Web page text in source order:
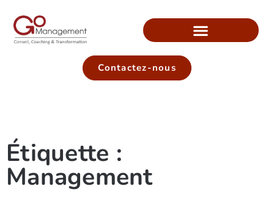
Contactez-nous
Étiquette :
Management